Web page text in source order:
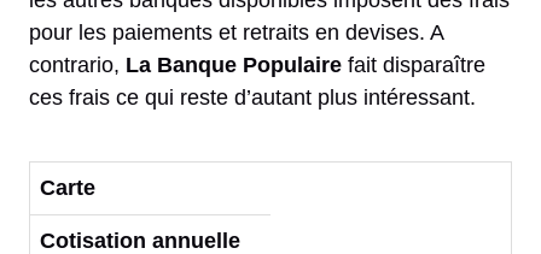
pour les paiements et retraits en devises. A
contrario, La Banque Populaire fait disparaître
ces frais ce qui reste d’autant plus intéressant.
Carte
Cotisation annuelle